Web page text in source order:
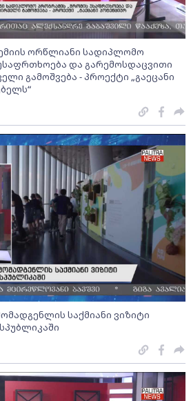
ორწლიანი სადიპლომო
და გარემოსდაცვითი
გამოშვება - პროექტი „გაეცანი
საქმიანი ვიზიტი